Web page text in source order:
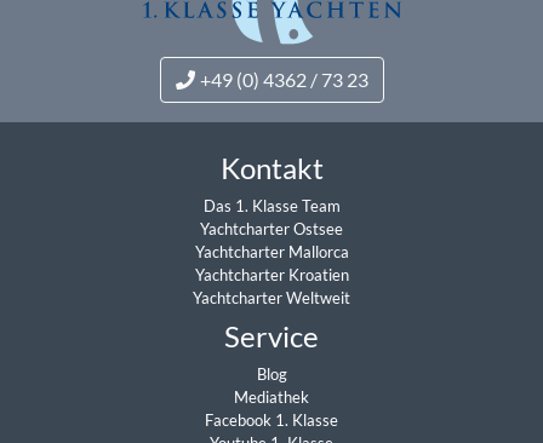
+49 (0) 4362 / 73 23
Kontakt
Das 1. Klasse Team
Yachtcharter Ostsee
Yachtcharter Mallorca
Yachtcharter Kroatien
Yachtcharter Weltweit
Service
Blog
Mediathek
Facebook 1. Klasse